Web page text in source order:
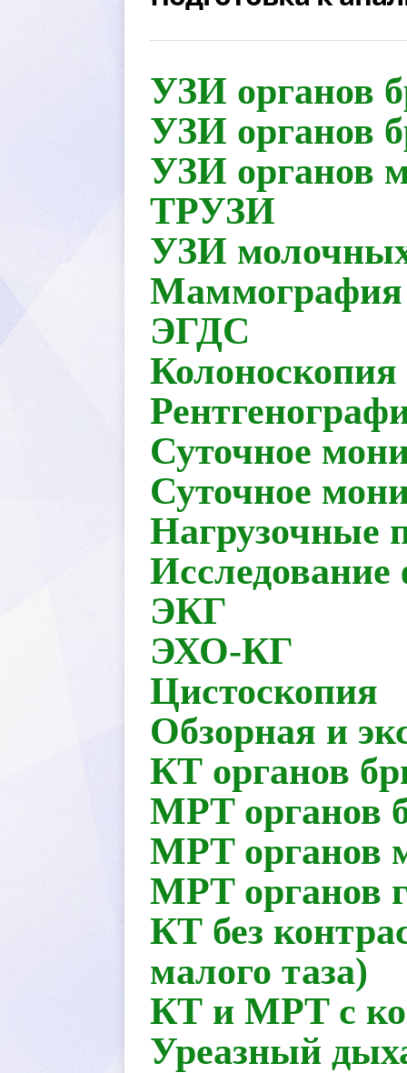
УЗИ органов
УЗИ органов
УЗИ органов
ТРУЗИ
УЗИ
Маммография
ЭГДС
Колоноскопия
Суточное
Суточное
Нагрузочные
ЭКГ
ЭХО-КГ
Цистоскопия
Обзорная и
КТ органов
MPT органов
MPT органов
MPT органов
КТ без
малого таза)
КТ и MPT с
Уреазный